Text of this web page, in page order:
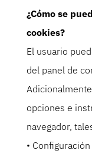
¿Cómo se
cookies?
El usuario
del panel de
opciones e
navegador,
•